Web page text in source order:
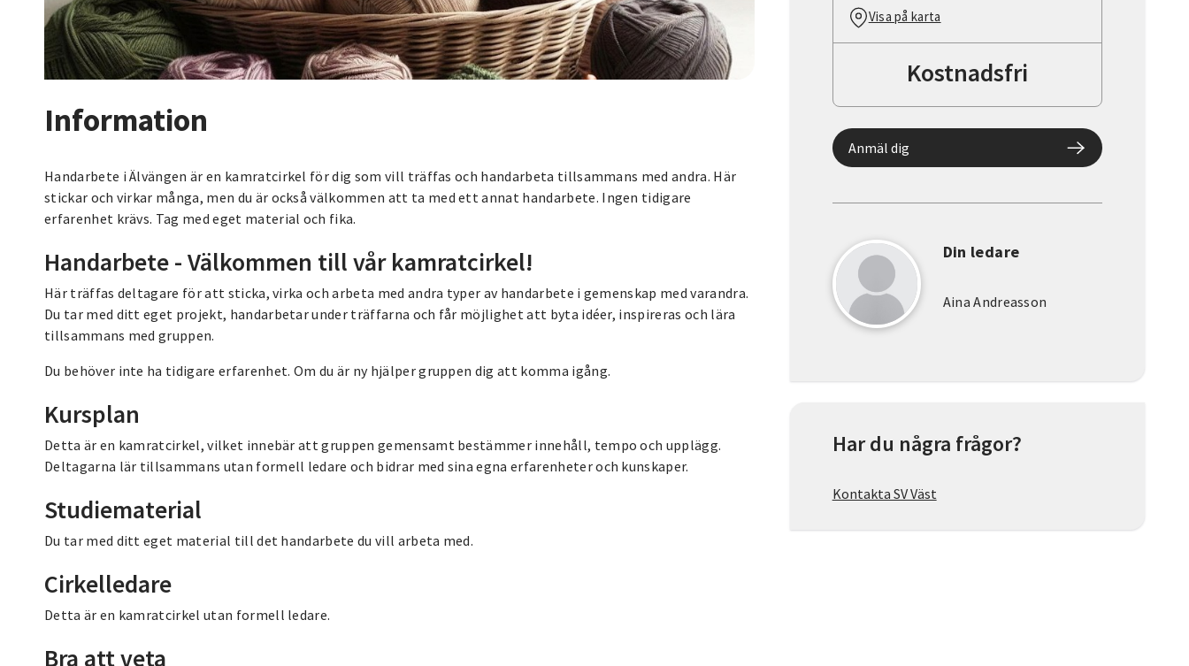
Information
Handarbete i Älvängen är en kamratcirkel för dig som vill träffas och handarbeta tillsammans med andra. Här
stickar och virkar många, men du är också välkommen att ta med ett annat handarbete. Ingen tidigare
erfarenhet krävs. Tag med eget material och fika.
Handarbete - Välkommen till vår kamratcirkel!
Här träffas deltagare för att sticka, virka och arbeta med andra typer av handarbete i gemenskap med varandra.
Du tar med ditt eget projekt, handarbetar under träffarna och får möjlighet att byta idéer, inspireras och lära
tillsammans med gruppen.
Du behöver inte ha tidigare erfarenhet. Om du är ny hjälper gruppen dig att komma igång.
Kursplan
Detta är en kamratcirkel, vilket innebär att gruppen gemensamt bestämmer innehåll, tempo och upplägg.
Deltagarna lär tillsammans utan formell ledare och bidrar med sina egna erfarenheter och kunskaper.
Studiematerial
Du tar med ditt eget material till det handarbete du vill arbeta med.
Cirkelledare
Detta är en kamratcirkel utan formell ledare.
Bra att veta
Visa på karta
Kostnadsfri
Anmäl dig
Din ledare
Aina Andreasson
Har du några frågor?
Kontakta SV Väst